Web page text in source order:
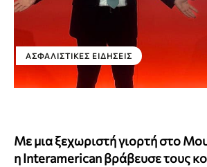
ΑΣΦΑΛΙΣΤΙΚΕΣ ΕΙΔΗΣΕΙΣ
Με μια ξεχωριστή γιορτή στο
η Interamerican βράβευσε τους